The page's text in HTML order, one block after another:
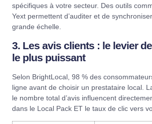
spécifiques à votre secteur. Des outils
Yext permettent d’auditer et de
grande échelle.
3. Les avis clients : le levier
le plus puissant
Selon BrightLocal , 98 % des
ligne avant de choisir un prestataire local.
le nombre total d’avis influencent
dans le Local Pack ET le taux de clic vers